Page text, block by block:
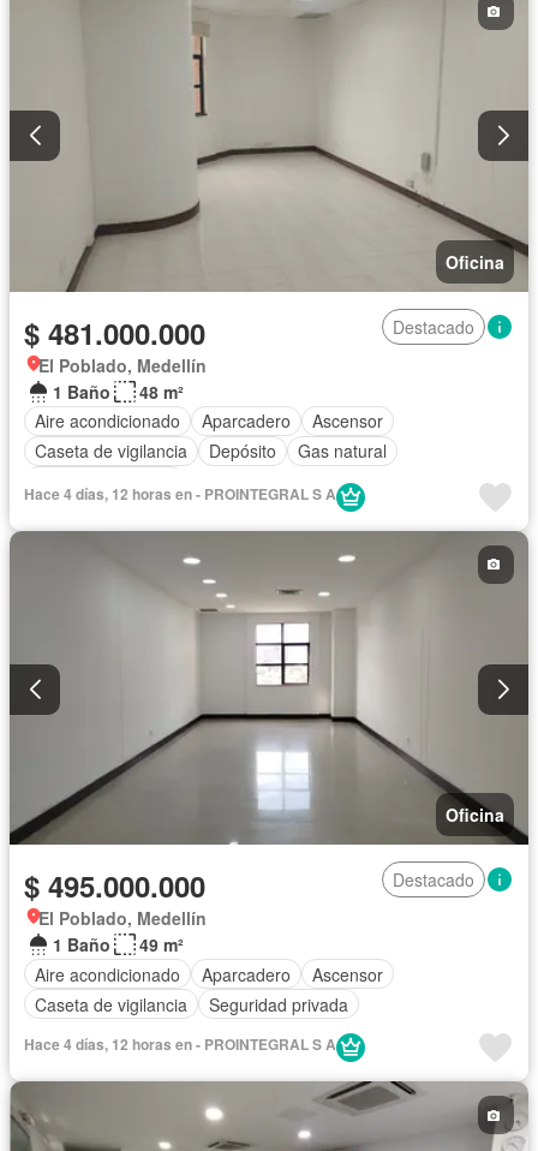
Oficina
$ 481.000.000
Destacado
El Poblado, Medellín
1 Baño
48 m²
Aire acondicionado
Aparcadero
Ascensor
Caseta de vigilancia
Depósito
Gas natural
Hace 4 días, 12 horas en - PROINTEGRAL S A
Oficina
$ 495.000.000
Destacado
El Poblado, Medellín
1 Baño
49 m²
Aire acondicionado
Aparcadero
Ascensor
Caseta de vigilancia
Seguridad privada
Hace 4 días, 12 horas en - PROINTEGRAL S A